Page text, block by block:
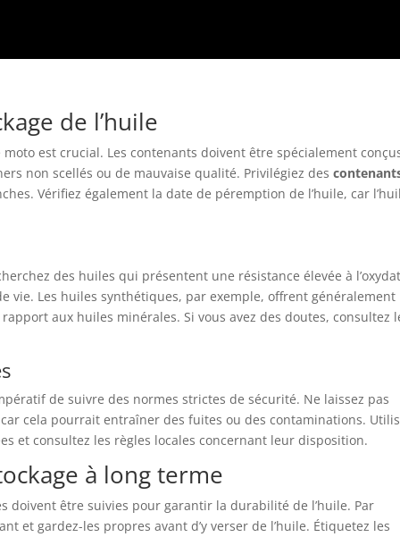
de l’huile
est crucial. Les contenants doivent être spécialement
non scellés ou de mauvaise qualité. Privilégiez des
Vérifiez également la date de péremption de l’huile, car
des huiles qui présentent une résistance élevée à
vie. Les huiles synthétiques, par exemple, offrent généralement
aux huiles minérales. Si vous avez des doutes, consultez
de suivre des normes strictes de sécurité. Ne laissez pas
cela pourrait entraîner des fuites ou des contaminations.
et consultez les règles locales concernant leur disposition.
à long terme
doivent être suivies pour garantir la durabilité de l’huile. Par
et gardez-les propres avant d’y verser de l’huile. Étiquetez les